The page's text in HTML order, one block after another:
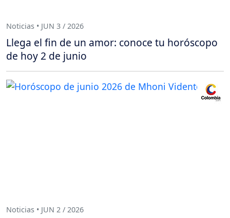
Noticias • JUN 3 / 2026
Llega el fin de un amor: conoce tu horóscopo
de hoy 2 de junio
Noticias • JUN 2 / 2026